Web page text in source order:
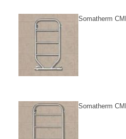
Somatherm
Somatherm